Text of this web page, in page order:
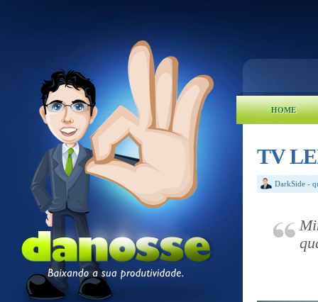
HOME
TV
DarkSide -